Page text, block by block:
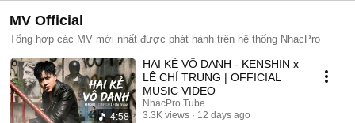
MV Official
Tổng hợp các MV mới nhất được phát hành trên hệ thống NhacPro
4:58
HAI KẺ VÔ DANH - KENSHIN x
LÊ CHÍ TRUNG | OFFICIAL
MUSIC VIDEO
NhacPro Tube
3.3K views
12 days ago